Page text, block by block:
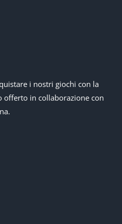
i nostri giochi con la
offerto in collaborazione con